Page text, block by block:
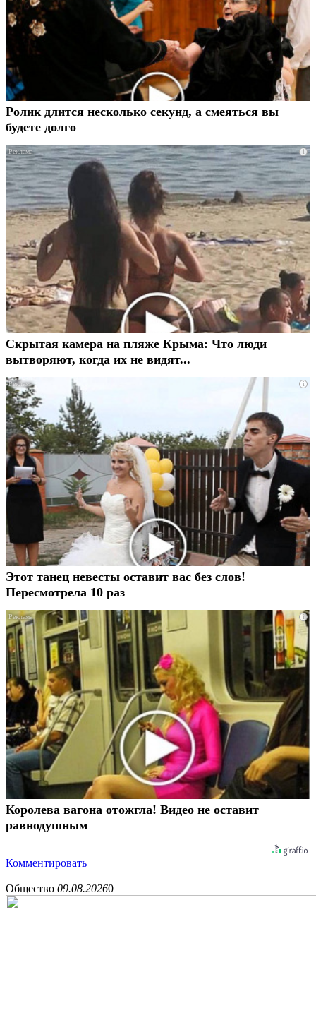
Ролик длится несколько секунд, а смеяться вы
будете долго
i
Скрытая камера на пляже Крыма: Что люди
вытворяют, когда их не видят...
i
Этот танец невесты оставит вас без слов!
Пересмотрела 10 раз
i
Королева вагона отожгла! Видео не оставит
равнодушным
Комментировать
Общество 09.08.20260